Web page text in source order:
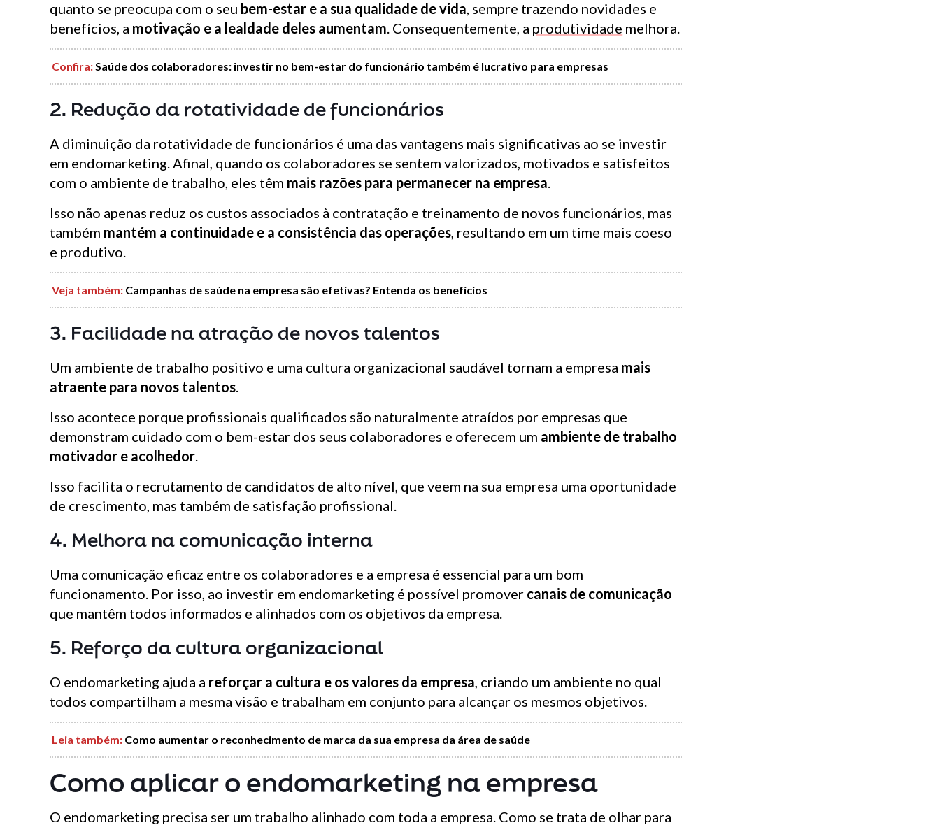
quanto se preocupa com o seu bem-estar e a sua qualidade de vida, sempre trazendo novidades e
benefícios, a motivação e a lealdade deles aumentam. Consequentemente, a produtividade melhora.
Confira:Saúde dos colaboradores: investir no bem-estar do funcionário também é lucrativo para empresas
2. Redução da rotatividade de funcionários
A diminuição da rotatividade de funcionários é uma das vantagens mais significativas ao se investir
em endomarketing. Afinal, quando os colaboradores se sentem valorizados, motivados e satisfeitos
com o ambiente de trabalho, eles têm mais razões para permanecer na empresa.
Isso não apenas reduz os custos associados à contratação e treinamento de novos funcionários, mas
também mantém a continuidade e a consistência das operações, resultando em um time mais coeso
e produtivo.
Veja também: Campanhas de saúde na empresa são efetivas? Entenda os benefícios
3. Facilidade na atração de novos talentos
Um ambiente de trabalho positivo e uma cultura organizacional saudável tornam a empresa mais
atraente para novos talentos.
Isso acontece porque profissionais qualificados são naturalmente atraídos por empresas que
demonstram cuidado com o bem-estar dos seus colaboradores e oferecem um ambiente de trabalho
motivador e acolhedor.
Isso facilita o recrutamento de candidatos de alto nível, que veem na sua empresa uma oportunidade
de crescimento, mas também de satisfação profissional.
4. Melhora na comunicação interna
Uma comunicação eficaz entre os colaboradores e a empresa é essencial para um bom
funcionamento. Por isso, ao investir em endomarketing é possível promover canais de comunicação
que mantêm todos informados e alinhados com os objetivos da empresa.
5. Reforço da cultura organizacional
O endomarketing ajuda a reforçar a cultura e os valores da empresa, criando um ambiente no qual
todos compartilham a mesma visão e trabalham em conjunto para alcançar os mesmos objetivos.
Leia também: Como aumentar o reconhecimento de marca da sua empresa da área de saúde
Como aplicar o endomarketing na empresa
O endomarketing precisa ser um trabalho alinhado com toda a empresa. Como se trata de olhar para